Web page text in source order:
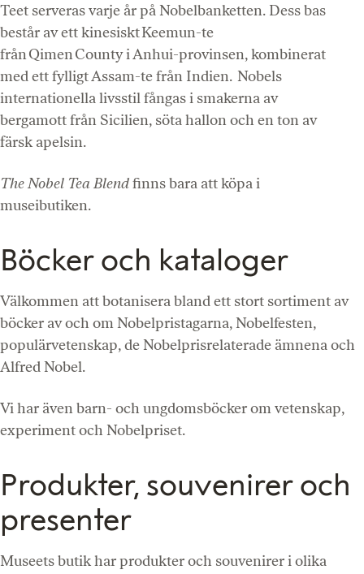
Teet serveras varje år på Nobelbanketten. Dess bas
består av ett kinesiskt Keemun-te
från Qimen County i Anhui-provinsen, kombinerat
med ett fylligt Assam-te från Indien. Nobels
internationella livsstil fångas i smakerna av
bergamott från Sicilien, söta hallon och en ton av
färsk apelsin.
The Nobel Tea Blendfinns bara att köpa i
museibutiken.
Böcker och kataloger
Välkommen att botanisera bland ett stort sortiment av
böcker av och om Nobelpristagarna, Nobelfesten,
populärvetenskap, de Nobelprisrelaterade ämnena och
Alfred Nobel.
Vi har även barn- och ungdomsböcker om vetenskap,
experiment och Nobelpriset.
Produkter, souvenirer och
presenter
Museets butik har produkter och souvenirer i olika